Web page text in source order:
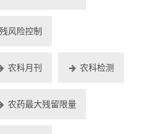
风险控制
农科月刊 农科检测
农药最大残留限量